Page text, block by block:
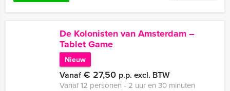
De Kolonisten van Amsterdam –
Tablet Game
Nieuw
Vanaf€ 27,50 p.p. excl. BTW
Vanaf 12 personen ‐ 2 uur en 30 minuten